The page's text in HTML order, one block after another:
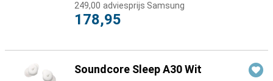
249,00 adviesprijs Samsung
178,95
Soundcore Sleep A30 Wit